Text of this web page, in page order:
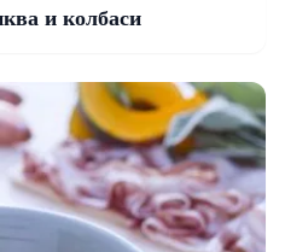
и колбаси